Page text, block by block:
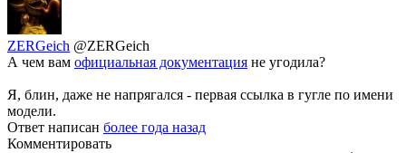
ZERGeich @ZERGeich
А чем вам официальная документация не угодила?
Я, блин, даже не напрягался - первая ссылка в гугле по имени
модели.
Ответ написан более года назад
Комментировать